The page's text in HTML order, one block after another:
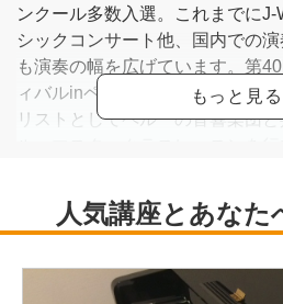
ンクール多数入選。これまでにJ-
シックコンサート他、国内での
も演奏の幅を広げています。第
ィバルinペルーにゲストフルー
リストとしてペルーの音響楽団
に活動する傍ら、後進の指導に
（一社）日本フルート協会代議員